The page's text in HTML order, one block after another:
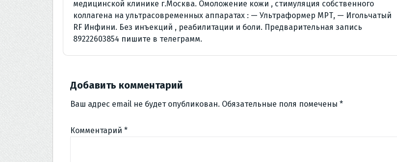
медицинской клинике г.Москва. Омоложение кожи , стимуляция собственного
коллагена на ультрасовременных аппаратах : — Ультраформер МРТ, — Игольчатый
RF Инфини. Без инъекций , реабилитации и боли. Предварительная запись
89222603854 пишите в телеграмм.
Добавить комментарий
Ваш адрес email не будет опубликован. Обязательные поля помечены *
Комментарий *